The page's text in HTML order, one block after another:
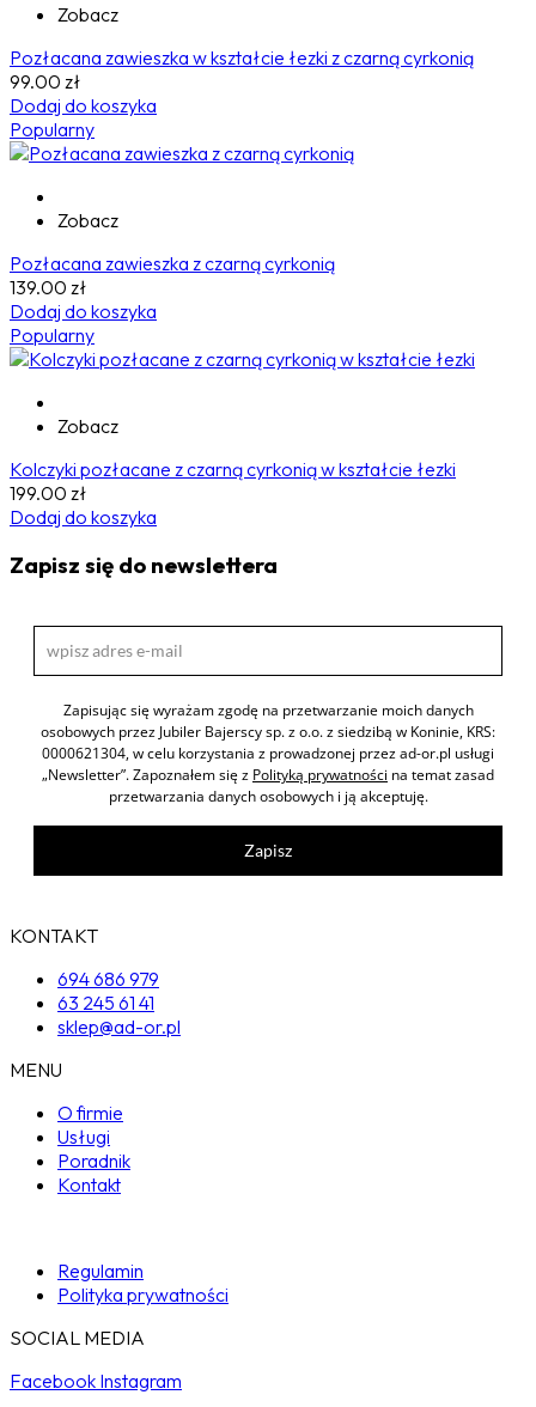
Zobacz
Pozłacana zawieszka w kształcie łezki z czarną cyrkonią
99.00 zł
Dodaj do koszyka
Popularny
Zobacz
Pozłacana zawieszka z czarną cyrkonią
139.00 zł
Dodaj do koszyka
Popularny
Zobacz
Kolczyki pozłacane z czarną cyrkonią w kształcie łezki
199.00 zł
Dodaj do koszyka
Zapisz się do newslettera
Zapisując się wyrażam zgodę na przetwarzanie moich danych
osobowych przez Jubiler Bajerscy sp. z o.o. z siedzibą w Koninie, KRS:
0000621304, w celu korzystania z prowadzonej przez ad-or.pl usługi
„Newsletter”. Zapoznałem się z Polityką prywatności na temat zasad
przetwarzania danych osobowych i ją akceptuję.
Zapisz
KONTAKT
694 686 979
63 245 61 41
sklep@ad-or.pl
MENU
O firmie
Usługi
Poradnik
Kontakt
Regulamin
Polityka prywatności
SOCIAL MEDIA
Facebook Instagram